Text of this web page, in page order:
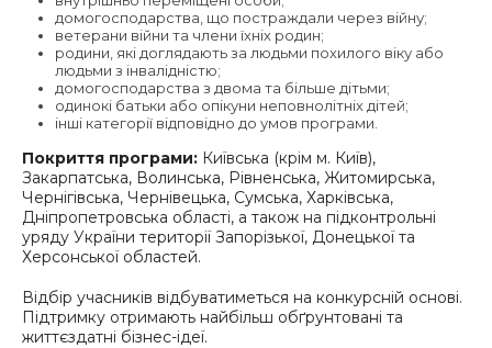
домогосподарства, що постраждали через війну;
ветерани війни та члени їхніх родин;
родини, які доглядають за людьми похилого віку або
людьми з інвалідністю;
домогосподарства з двома та більше дітьми;
одинокі батьки або опікуни неповнолітніх дітей;
інші категорії відповідно до умов програми.
Покриття програми: Київська (крім м. Київ),
Закарпатська, Волинська, Рівненська, Житомирська,
Чернігівська, Чернівецька, Сумська, Харківська,
Дніпропетровська області, а також на підконтрольні
уряду України території Запорізької, Донецької та
Херсонської областей.
Відбір учасників відбуватиметься на конкурсній основі.
Підтримку отримають найбільш обґрунтовані та
життєздатні бізнес-ідеї.